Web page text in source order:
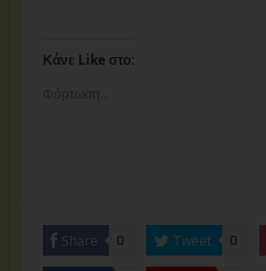
Κάνε Like στο:
Share 0 Tweet 0